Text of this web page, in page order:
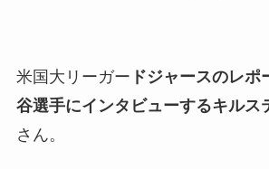
米国大リーガー ドジャースのレポ
谷選手にインタビューするキルス
さん。